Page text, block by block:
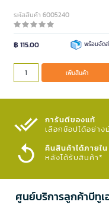
รหัสสินค้า 6005240
฿ 115.00 พร้อมจัด
เพิ่มสินค้า
การันตีของแท้
เลือกช้อปได้อย่าง
คืนสินค้าได้ภายใน
หลังได้รับสินค้า*
ศูนย์บริการลูกค้าบีทูเ